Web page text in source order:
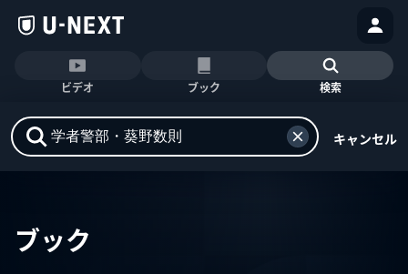
ビデオ ブック 検索
キャンセル
ブック